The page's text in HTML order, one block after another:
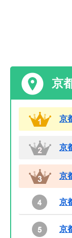
京
京
京
京
京
京